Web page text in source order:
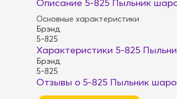
Описание 5-825 Пыльник
Основные характеристики
Брэнд
5-825
Характеристики 5-825
Брэнд
5-825
Отзывы о 5-825 Пыльник